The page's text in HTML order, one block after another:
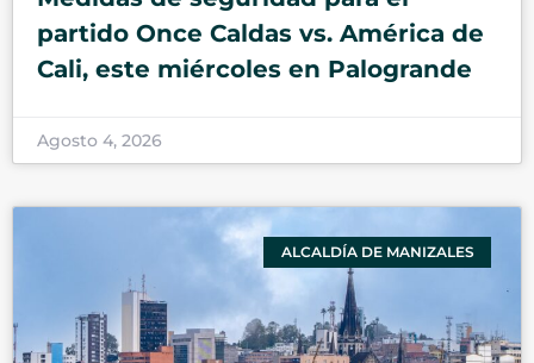
partido Once Caldas vs. América de
Cali, este miércoles en Palogrande
Agosto 4, 2026
ALCALDÍA DE MANIZALES